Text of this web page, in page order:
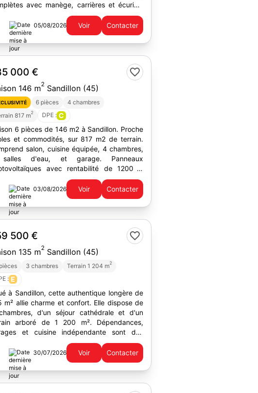
avec manège, carrières et écuries.
de revenus locatifs.
05/08/2026 Voir Contacter
000 €
146 m2 Sandillon (45)
6 pièces
4 chambres
817 m2 DPE : C
6 pièces de 146 m2 à Sandillon. Proche
et commodités, sur 817 m2 de terrain.
salon, cuisine équipée, 4 chambres,
d'eau, et garage. Panneaux
avec rentabilité de 1200 €
Aucun travaux à prévoir.
03/08/2026 Voir Contacter
500 €
135 m2 Sandillon (45)
3 chambres Terrain 1 204 m2
: E
à Sandillon, cette authentique longère de
m² allie charme et confort. Elle dispose de
d'un séjour cathédrale et d'un
arboré de 1 200 m². Dépendances,
et cuisine indépendante sont des
30/07/2026 Voir Contacter